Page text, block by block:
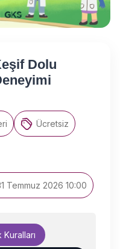
Dolu
Ücretsiz
Temmuz 2026 10:00
Kuralları